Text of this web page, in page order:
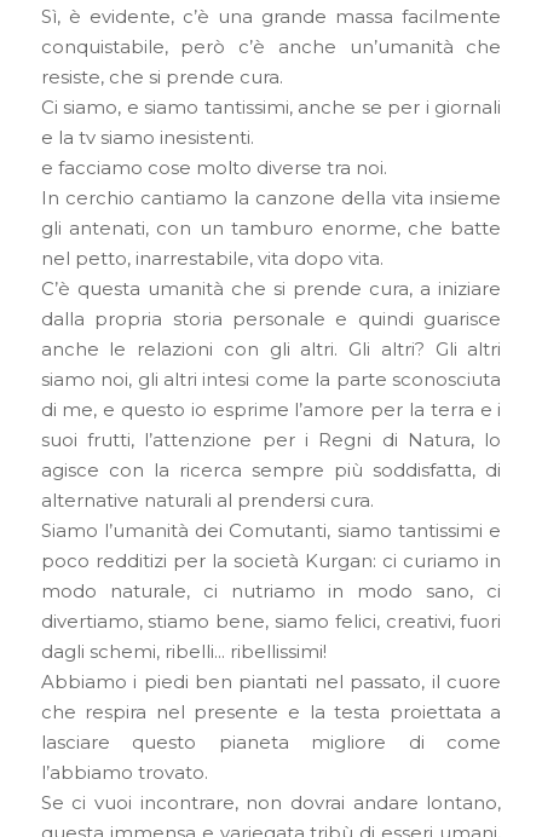
Sì, è evidente, c’è una grande massa facilmente
conquistabile, però c’è anche un’umanità che
resiste, che si prende cura.
Ci siamo, e siamo tantissimi, anche se per i giornali
e la tv siamo inesistenti.
e facciamo cose molto diverse tra noi.
In cerchio cantiamo la canzone della vita insieme
gli antenati, con un tamburo enorme, che batte
nel petto, inarrestabile, vita dopo vita.
C’è questa umanità che si prende cura, a iniziare
dalla propria storia personale e quindi guarisce
anche le relazioni con gli altri. Gli altri? Gli altri
siamo noi, gli altri intesi come la parte sconosciuta
di me, e questo io esprime l’amore per la terra e i
suoi frutti, l’attenzione per i Regni di Natura, lo
agisce con la ricerca sempre più soddisfatta, di
alternative naturali al prendersi cura.
Siamo l’umanità dei Comutanti, siamo tantissimi e
poco redditizi per la società Kurgan: ci curiamo in
modo naturale, ci nutriamo in modo sano, ci
divertiamo, stiamo bene, siamo felici, creativi, fuori
dagli schemi, ribelli… ribellissimi!
Abbiamo i piedi ben piantati nel passato, il cuore
che respira nel presente e la testa proiettata a
lasciare questo pianeta migliore di come
l’abbiamo trovato.
Se ci vuoi incontrare, non dovrai andare lontano,